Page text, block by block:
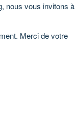
nous vous invitons à
Merci de votre